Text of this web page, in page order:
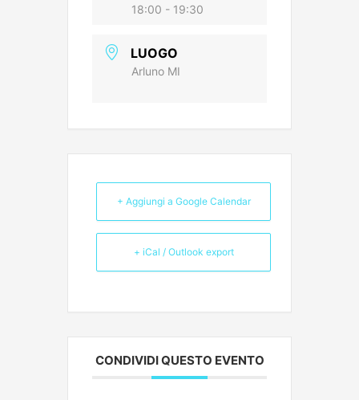
18:00 - 19:30
LUOGO
Arluno MI
+ Aggiungi a Google Calendar
+ iCal / Outlook export
CONDIVIDI QUESTO EVENTO